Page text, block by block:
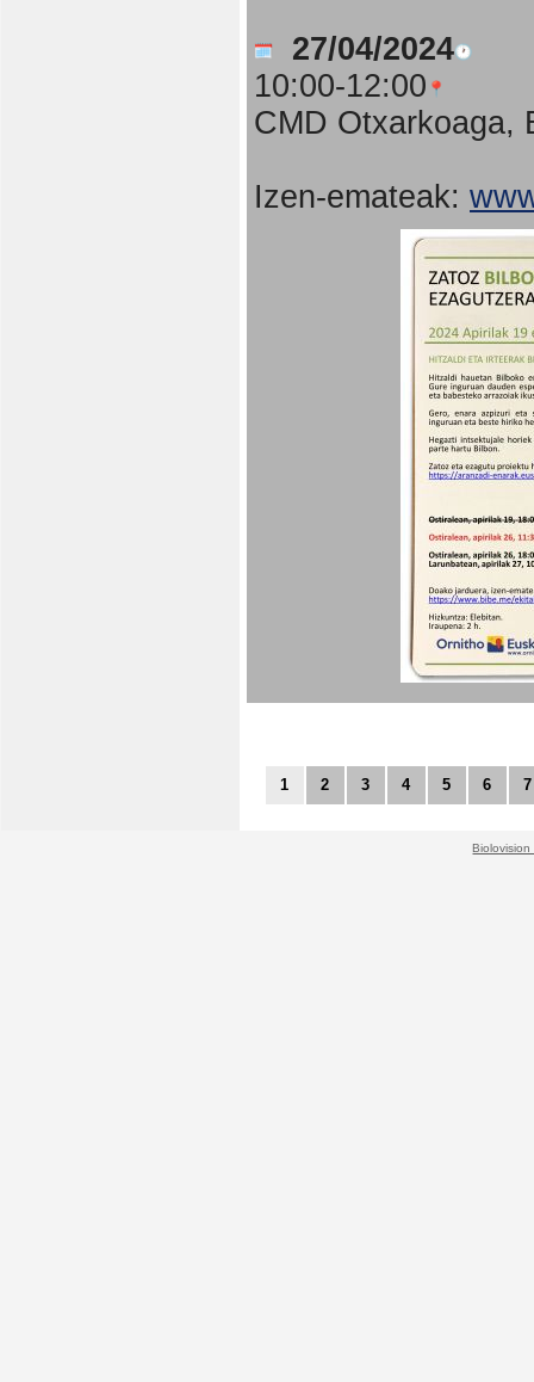
27/04/2024
10:00-12:00
CMD Otxarkoaga,
Izen-emateak:
1 2 3 4 5 6 7
Biolovision